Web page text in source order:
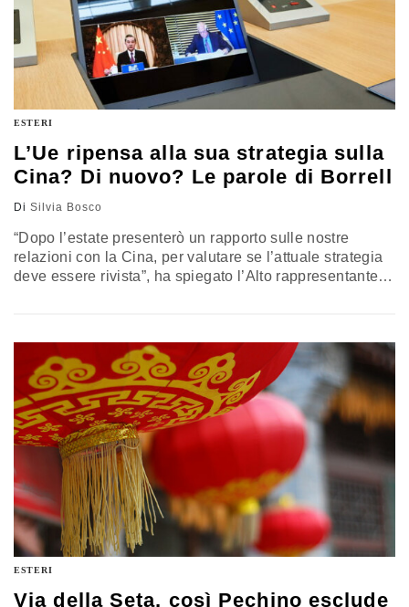
ESTERI
L’Ue ripensa alla sua strategia sulla
Cina? Di nuovo? Le parole di Borrell
Di Silvia Bosco
“Dopo l’estate presenterò un rapporto sulle nostre
relazioni con la Cina, per valutare se l’attuale strategia
deve essere rivista”, ha spiegato l’Alto rappresentante.
ESTERI
Via della Seta, così Pechino esclude